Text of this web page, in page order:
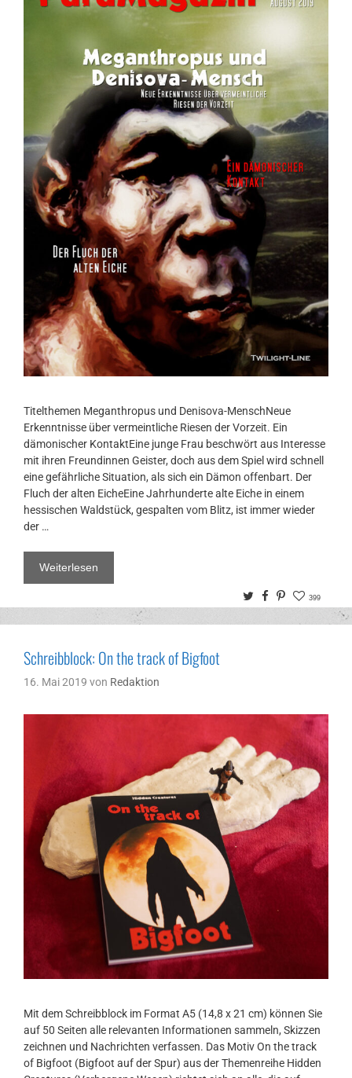
Titelthemen Meganthropus und Denisova-MenschNeue
Erkenntnisse über vermeintliche Riesen der Vorzeit. Ein
dämonischer KontaktEine junge Frau beschwört aus Interesse
mit ihren Freundinnen Geister, doch aus dem Spiel wird schnell
eine gefährliche Situation, als sich ein Dämon offenbart. Der
Fluch der alten EicheEine Jahrhunderte alte Eiche in einem
hessischen Waldstück, gespalten vom Blitz, ist immer wieder
der …
Weiterlesen
TwitterFacebook
Pinterest
399
Schreibblock: On the track of Bigfoot
16. Mai 2019 von Redaktion
Mit dem Schreibblock im Format A5 (14,8 x 21 cm) können Sie
auf 50 Seiten alle relevanten Informationen sammeln, Skizzen
zeichnen und Nachrichten verfassen. Das Motiv On the track
of Bigfoot (Bigfoot auf der Spur) aus der Themenreihe Hidden